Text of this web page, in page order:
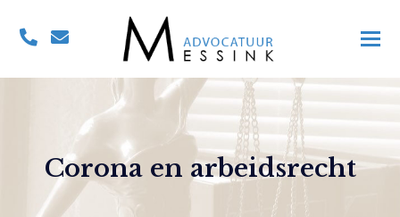
Corona en arbeidsrecht